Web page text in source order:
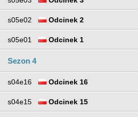
s05e02 Odcinek 2
s05e01 Odcinek 1
Sezon 4
s04e16 Odcinek 16
s04e15 Odcinek 15